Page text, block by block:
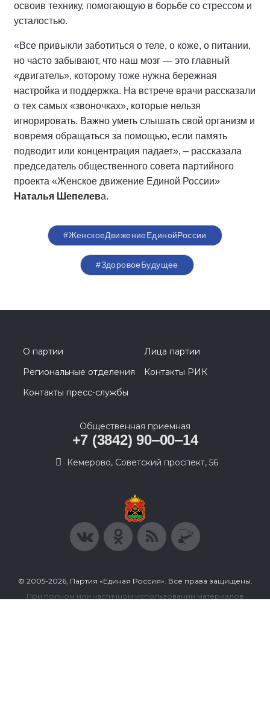
освоив технику, помогающую в борьбе со стрессом и
усталостью.
«Все привыкли заботиться о теле, о коже, о питании,
но часто забывают, что наш мозг — это главный
«двигатель», которому тоже нужна бережная
настройка и поддержка. На встрече врачи рассказали
о тех самых «звоночках», которые нельзя
игнорировать. Важно уметь слышать свой организм и
вовремя обращаться за помощью, если память
подводит или концентрация падает», – рассказала
председатель общественного совета партийного
проекта «Женское движение Единой России»
Наталья Шепелева.
#ЖенскоеДвижениеЕдинойРоссии
#ЗдоровоеБудущее
О партии
Лица партии
Региональные отделения
Контакты РИК
Контакты пресс-службы
Общественная приемная
+7 (3842) 90‒00‒14
​Кемерово, Советский проспект, 56
© 2005-2026, Партия «Единая Россия». Все права защищены.
При полном или частичном использовании материалов